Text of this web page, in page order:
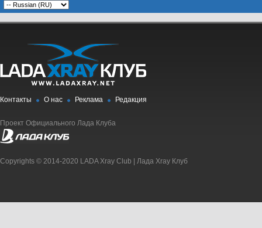
Контакты О нас Реклама Редакция
Проект Официального Лада Клуба
Copyrights © 2014-2020 LADA Xray Club | Лада Xray Клуб